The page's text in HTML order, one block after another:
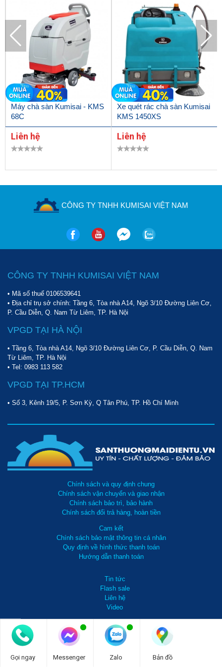
sản phẩm cùng những chương trình ưu đãi đang diễn ra tại
Hoàng Liên, quý khách hàng có thể liên hệ với chúng tôi qua
hotline
0912 370 282.
Máy chà sàn Kumisai - KMS
68C
Liên hệ
Xe quét rác chà sàn Kumisai
KMS 1450XS
Liên hệ
CÔNG TY TNHH KUMISAI VIỆT NAM
CÔNG TY TNHH KUMISAI VIỆT NAM
• Mã số thuế 0106539641
• Địa chỉ trụ sở chính: Tầng 6, Tòa nhà A14, Ngõ 3/10 Đường Liên Cơ,
P. Cầu Diễn, Q. Nam Từ Liêm, TP. Hà Nội
VPGD TẠI HÀ NỘI
• Tầng 6, Tòa nhà A14, Ngõ 3/10 Đường Liên Cơ, P. Cầu Diễn, Q. Nam
Từ Liêm, TP. Hà Nội
• Tel: 0983 113 582
VPGD TẠI TP.HCM
• Số 3, Kênh 19/5, P. Sơn Kỳ, Q Tân Phú, TP. Hồ Chí Minh
Chính sách và quy định chung
Chính sách vận chuyển và giao nhận
Chính sách bảo trì, bảo hành
Chính sách đổi trả hàng, hoàn tiền
Cam kết
Chính sách bảo mật thông tin cá nhân
Quy định về hình thức thanh toán
Hướng dẫn thanh toán
Tin tức
Flash sale
Liên hệ
Video
0981 738 099
Gọi ngay Messenger Zalo Bản đồ